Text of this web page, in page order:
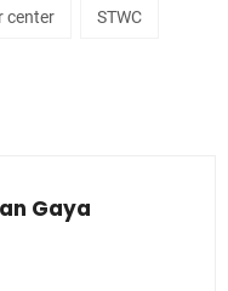
center STWC
Gaya